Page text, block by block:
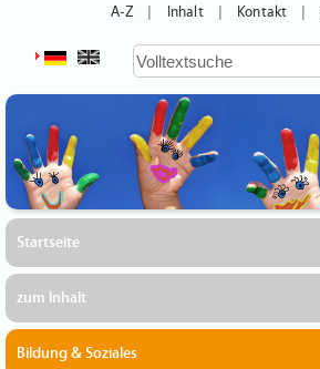
A-Z Inhalt Kontakt
Startseite
zum Inhalt
Bildung & Soziales